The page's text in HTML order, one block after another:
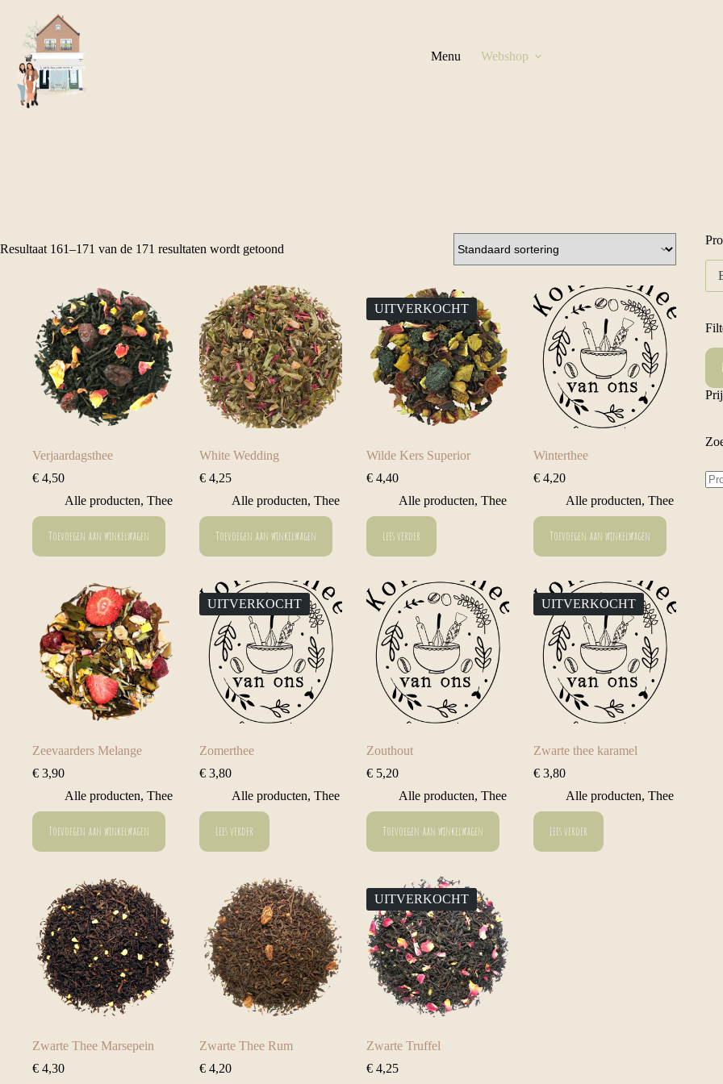
inhoud
Menu Webshop
Resultaat 161–171 van de 171 resultaten wordt getoond
Verjaardagsthee
€ 4,50
Alle producten, Thee
Toevoegen aan winkelwagen
White Wedding
€4,25
Alle producten, Thee
Toevoegen aan winkelwagen
UITVERKOCHT
Wilde Kers Superior
€4,40
Alle producten, Thee
Lees verder
Winterthee
€4,20
Alle producten, Thee
Toevoegen aan winkelwagen
Zeevaarders Melange
€ 3,90
Alle producten, Thee
Toevoegen aan winkelwagen
UITVERKOCHT
Zomerthee
€3,80
Alle producten, Thee
Lees verder
Zouthout
€5,20
Alle producten, Thee
Toevoegen aan winkelwagen
UITVERKOCHT
Zwarte thee karamel
€3,80
Alle producten, Thee
Lees verder
Zwarte Thee Marsepein
€ 4,30
Zwarte Thee Rum
€4,20
UITVERKOCHT
Zwarte Truffel
€4,25
Min.
Max.